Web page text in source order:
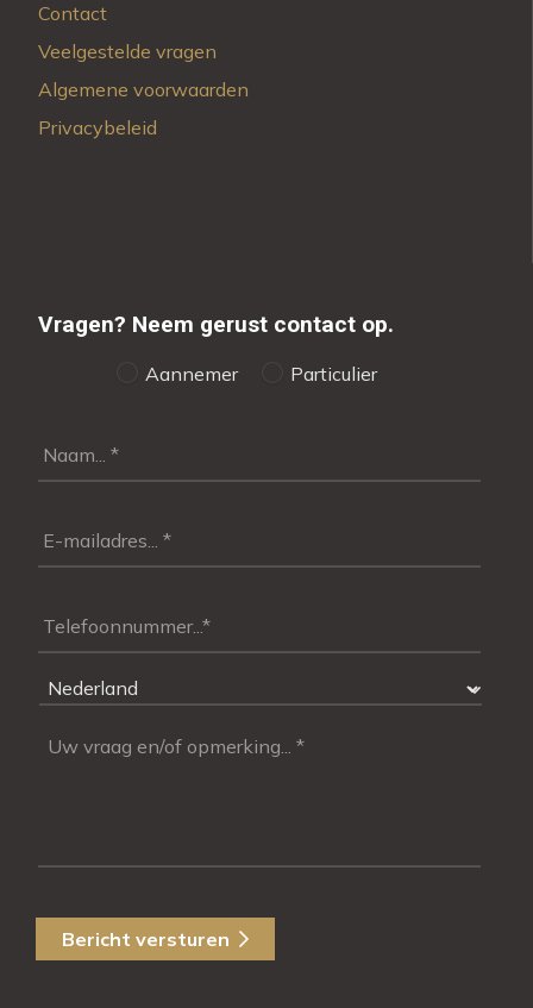
Contact
Veelgestelde vragen
Algemene voorwaarden
Privacybeleid
Vragen? Neem gerust contact op.
Aannemer Particulier
Bericht versturen